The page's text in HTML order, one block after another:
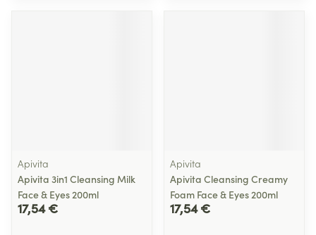
Apivita
Apivita 3in1 Cleansing Milk
Face & Eyes 200ml
17,54 €
Apivita
Apivita Cleansing Creamy
Foam Face & Eyes 200ml
17,54 €